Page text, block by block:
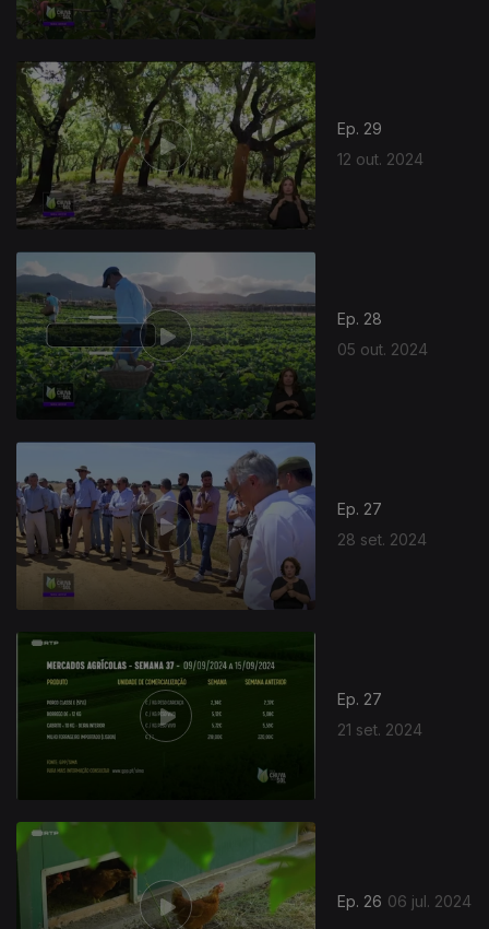
Ep. 29
12 out. 2024
Ep. 28
05 out. 2024
Ep. 27
28 set. 2024
Ep. 27
21 set. 2024
Ep. 26 06 jul. 2024